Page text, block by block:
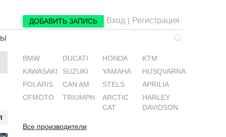
ДОБАВИТЬ ЗАПИСЬ Вход | Регистрация
BMW DUCATI HONDA
KTM
KAWASAKI
SUZUKI YAMAHA
HUSQVARNA
POLARIS
CAN AM STELS
APRILIA
CFMOTO
TRIUMPH
ARCTIC
CAT
HARLEY
DAVIDSON
Все производители